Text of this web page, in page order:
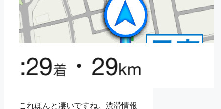
これほんと凄いですね。渋滞情報